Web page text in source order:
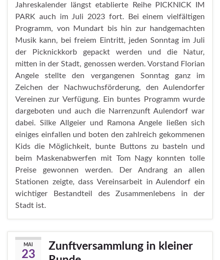
Jahreskalender längst etablierte Reihe PICKNICK IM
PARK auch im Juli 2023 fort. Bei einem vielfältigen
Programm, von Mundart bis hin zur handgemachten
Musik kann, bei freiem Eintritt, jeden Sonntag im Juli
der Picknickkorb gepackt werden und die Natur,
mitten in der Stadt, genossen werden. Vorstand Florian
Angele stellte den vergangenen Sonntag ganz im
Zeichen der Nachwuchsförderung, den Aulendorfer
Vereinen zur Verfügung. Ein buntes Programm wurde
dargeboten und auch die Narrenzunft Aulendorf war
dabei. Silke Allgeier und Ramona Angele ließen sich
einiges einfallen und boten den zahlreich gekommenen
Kids die Möglichkeit, bunte Buttons zu basteln und
beim Maskenabwerfen mit Tom Nagy konnten tolle
Preise gewonnen werden. Der Andrang an allen
Stationen zeigte, dass Vereinsarbeit in Aulendorf ein
wichtiger Bestandteil des Zusammenlebens in der
Stadt ist.
MAI
23
Zunftversammlung in kleiner